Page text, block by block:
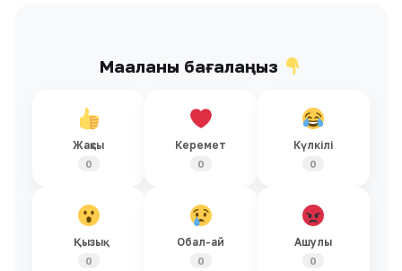
Мақаланы бағалаңыз
Жақсы
0
Керемет
0
Күлкілі
0
Қызық
0
Обал-ай
0
Ашулы
0